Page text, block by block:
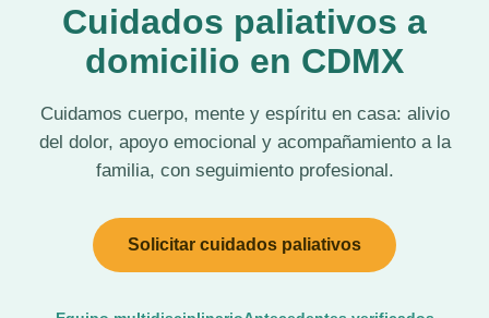
Cuidados paliativos a
domicilio en CDMX
Cuidamos cuerpo, mente y espíritu en casa: alivio
del dolor, apoyo emocional y acompañamiento a la
familia, con seguimiento profesional.
Solicitar cuidados paliativos